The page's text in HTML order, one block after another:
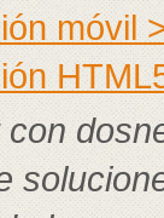
móvil